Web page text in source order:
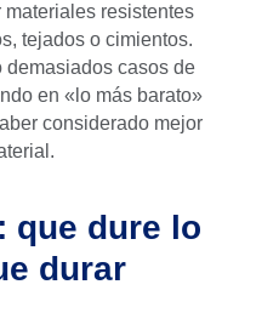
resistentes
tejados o cimientos.
demasiados casos de
en «lo más barato»
considerado mejor
que dure lo
durar